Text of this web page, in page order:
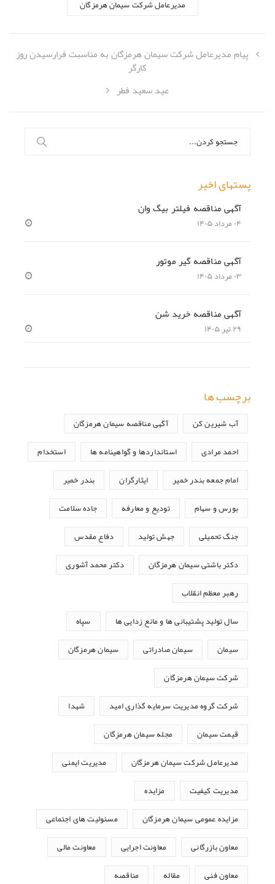
مدیرعامل شرکت سیمان هرمزگان
پیام مدیرعامل شرکت سیمان هرمزگان به مناسبت فرارسیدن روز
کارگر
عید سعید فطر
برای:
پستهای اخیر
آگهی مناقصه فیلتر بیگ وان
۰۴ مرداد ۱۴۰۵
آگهی مناقصه گیر موتور
۰۳ مرداد ۱۴۰۵
آگهی مناقصه خرید شن
۲۹ تیر ۱۴۰۵
برچسب ها
آب شیرین کن آگهی مناقصه سیمان هرمزگان
احمد مرادی استانداردها و گواهینامه ها استخدام
امام جمعه بندر خمیر ایثارگران بندر خمیر
بورس و سهام تودیع و معارفه جاده سلامت
جنگ تحمیلی جهش تولید دفاع مقدس
دکتر باشتی سیمان هرمزگان دکتر محمد آشوری
رهبر معظم انقلاب
سال تولید پشتیبانی ها و مانع زدایی ها سپاه
سیمان سیمان صادراتی سیمان هرمزگان
شرکت سیمان هرمزگان
شرکت گروه مدیریت سرمایه گذاری امید شهدا
قیمت سیمان مجله سیمان هرمزگان
مدیرعامل شرکت سیمان هرمزگان مدیریت ایمنی
مدیریت کیفیت مزایده
مزایده عمومی سیمان هرمزگان مسئولیت های اجتماعی
معاون بازرگانی معاونت اجرایی معاونت مالی
معاون فنی مقاله مناقصه